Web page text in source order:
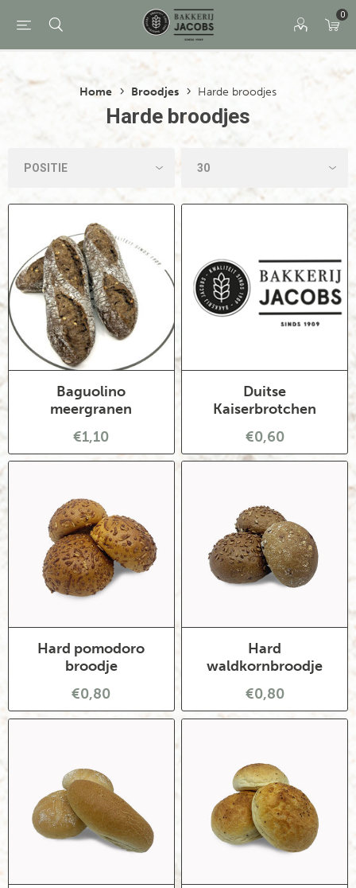
0
Home Broodjes Harde broodjes
Harde broodjes
Baguolino
meergranen
€1,10
Duitse
Kaiserbrotchen
€0,60
Hard pomodoro
broodje
€0,80
Hard
waldkornbroodje
€0,80